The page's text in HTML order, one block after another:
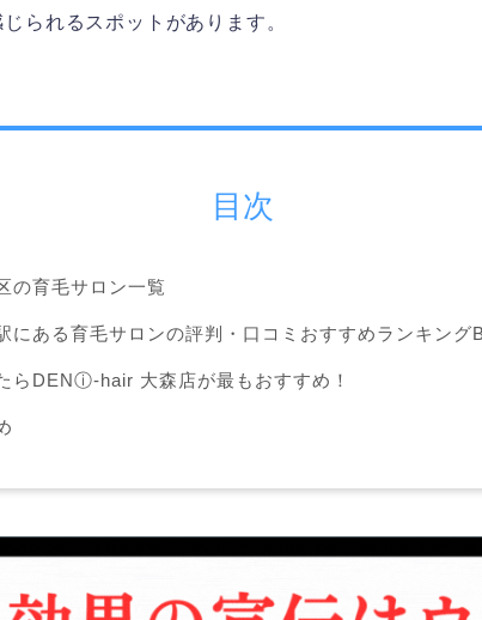
られるスポットがあります。
目次
の育毛サロン一覧
にある育毛サロンの評判・口コミおすすめランキング
らDENⓘ-hair 大森店が最もおすすめ！